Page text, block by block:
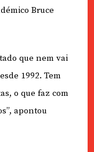
Bruce
que nem vai
1992. Tem
o que faz com
apontou